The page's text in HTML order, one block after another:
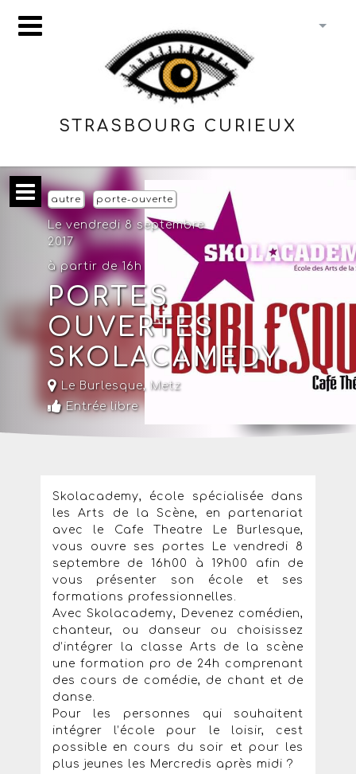
STRASBOURG CURIEUX
autre porte-ouverte
Le vendredi 8 septembre
2017
à partir de 16h
PORTES
OUVERTES
SKOLACAMEDY
Le Burlesque, Metz
Entrée libre
Skolacademy, école spécialisée dans
les Arts de la Scène, en partenariat
avec le Cafe Theatre Le Burlesque,
vous ouvre ses portes Le vendredi 8
septembre de 16h00 à 19h00 afin de
vous présenter son école et ses
formations professionnelles.
Avec Skolacademy, Devenez comédien,
chanteur, ou danseur ou choisissez
d’intégrer la classe Arts de la scène
une formation pro de 24h comprenant
des cours de comédie, de chant et de
danse.
Pour les personnes qui souhaitent
intégrer l’école pour le loisir, cest
possible en cours du soir et pour les
plus jeunes les Mercredis après midi ?